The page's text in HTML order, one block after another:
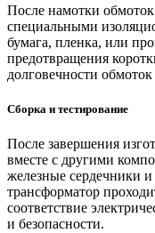
После намотки
специальными
бумага, пленка, или
предотвращения
долговечности
Сборка и тестирование
После завершения
вместе с другими
железные сердечники
трансформатор
соответствие
и безопасности.